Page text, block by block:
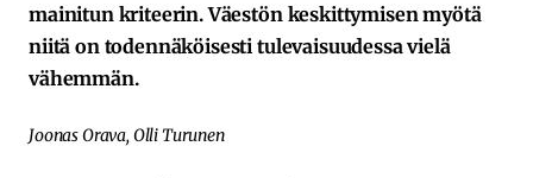
mainitun kriteerin. Väestön keskittymisen myötä
niitä on todennäköisesti tulevaisuudessa vielä
vähemmän.
Joonas Orava, Olli Turunen